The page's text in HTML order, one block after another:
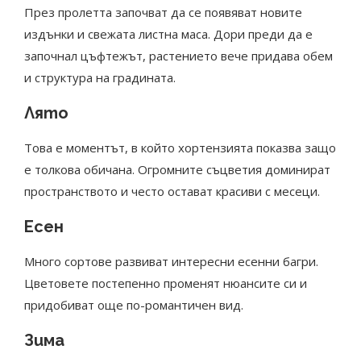
През пролетта започват да се появяват новите
издънки и свежата листна маса. Дори преди да е
започнал цъфтежът, растението вече придава обем
и структура на градината.
Лято
Това е моментът, в който хортензията показва защо
е толкова обичана. Огромните съцветия доминират
пространството и често остават красиви с месеци.
Есен
Много сортове развиват интересни есенни багри.
Цветовете постепенно променят нюансите си и
придобиват още по-романтичен вид.
Зима